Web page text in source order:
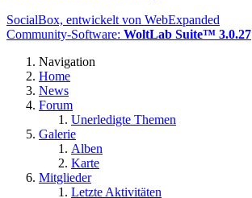
SocialBox, entwickelt von WebExpanded
Community-Software: WoltLab Suite™ 3.0.27
Navigation
Home
News
Forum
Unerledigte Themen
Galerie
Alben
Karte
Mitglieder
Letzte Aktivitäten